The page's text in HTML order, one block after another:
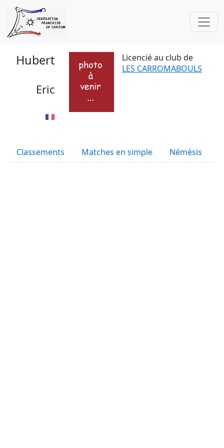
Hubert
Licencié au club de
LES CARROMABOULS
Eric
Classements Matches en simple Némésis